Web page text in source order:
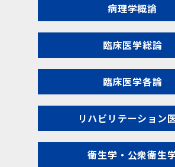
病理学概論
臨床医学総論
臨床医学各論
リハビリテーション
衛生学・公衆衛生